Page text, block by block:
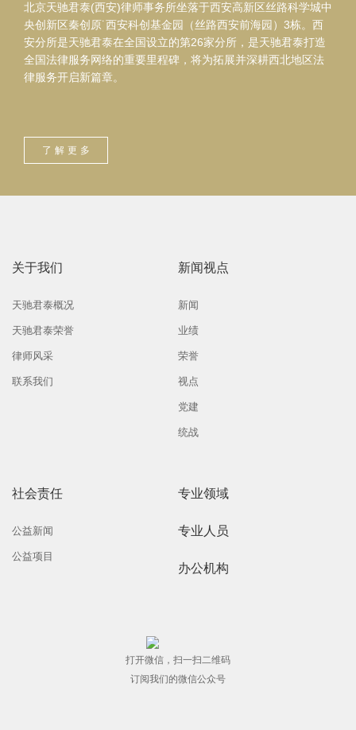
北京天驰君泰(西安)律师事务所坐落于西安高新区丝路科学城中
央创新区秦创原˙西安科创基金园（丝路西安前海园）3栋。西
安分所是天驰君泰在全国设立的第26家分所，是天驰君泰打造
全国法律服务网络的重要里程碑，将为拓展并深耕西北地区法
律服务开启新篇章。
了解更多
关于我们
天驰君泰概况
天驰君泰荣誉
律师风采
联系我们
新闻视点
新闻
业绩
荣誉
视点
党建
统战
社会责任
公益新闻
公益项目
专业领域
专业人员
办公机构
打开微信，扫一扫二维码
订阅我们的微信公众号